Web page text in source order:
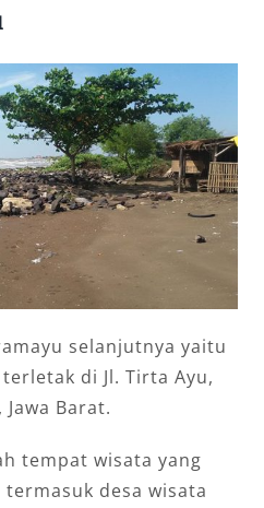
selanjutnya yaitu
di Jl. Tirta Ayu,
Barat.
tempat wisata yang
desa wisata